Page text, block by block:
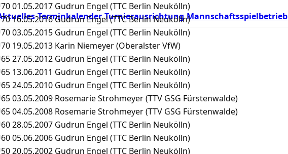
Terminkalender Turnierausrichtung Mannschaftsspielbetrieb
01.05.2017 Gudrun Engel (TTC Berlin Neukölln)
16.05.2016Gudrun Engel (TTC Berlin Neukölln)
03.05.2015 Gudrun Engel (TTC Berlin Neukölln)
19.05.2013 Karin Niemeyer (Oberalster VfW)
27.05.2012 Gudrun Engel (TTC Berlin Neukölln)
13.06.2011 Gudrun Engel (TTC Berlin Neukölln)
24.05.2010 Gudrun Engel (TTC Berlin Neukölln)
03.05.2009 Rosemarie Strohmeyer (TTV GSG Fürstenwalde)
04.05.2008 Rosemarie Strohmeyer (TTV GSG Fürstenwalde)
28.05.2007 Gudrun Engel (TTC Berlin Neukölln)
05.06.2006 Gudrun Engel (TTC Berlin Neukölln)
20.05.2002 Gudrun Engel (TTC Berlin Neukölln)